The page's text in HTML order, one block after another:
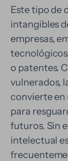
Este tipo de
intangibles
empresas,
o patentes.
vulnerados,
convierte en
para
futuros. Sin
intelectual